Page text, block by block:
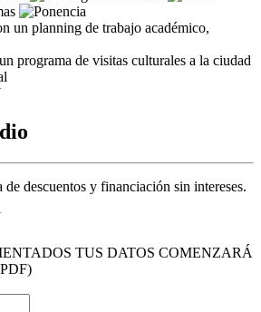
un planning de trabajo académico,
programa de visitas culturales a la ciudad
descuentos y financiación sin intereses.
TUS DATOS COMENZARÁ